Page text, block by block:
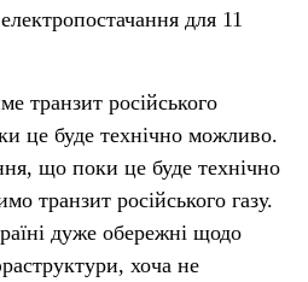
для 11
транзит російського
це буде технічно можливо.
що поки це буде технічно
транзит російського газу.
дуже обережні щодо
хоча не